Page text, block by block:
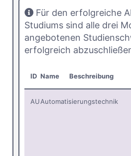
Für den erfolgreiche
Studiums sind alle drei
angebotenen
erfolgreich
ID Name Beschreibung
AUAutomatisierungstechnik